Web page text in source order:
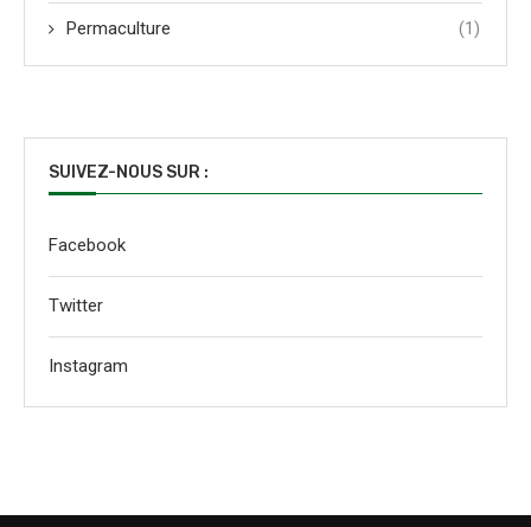
Permaculture (1)
SUIVEZ-NOUS SUR :
Facebook
Twitter
Instagram